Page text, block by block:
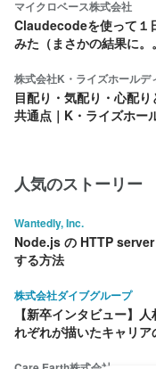
マイクロベース株式会社
Claudecodeを使って１
みた（まさかの結果に。
株式会社K・ライズホールデ
目配り・気配り・心配
共通点｜K・ライズホー
人気のストーリー
Wantedly, Inc.
Node.js の HTTP
する方法
株式会社ダイブグループ
【新卒インタビュー】
れぞれが描いたキャリ